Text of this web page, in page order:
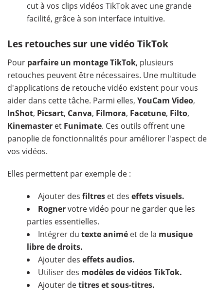
cut à vos clips vidéos TikTok avec une grande
facilité, grâce à son interface intuitive.
Les retouches sur une vidéo TikTok
Pour parfaire un montage TikTok, plusieurs
retouches peuvent être nécessaires. Une multitude
d'applications de retouche vidéo existent pour vous
aider dans cette tâche. Parmi elles, YouCam Video,
InShot, Picsart, Canva, Filmora, Facetune, Filto,
Kinemaster et Funimate. Ces outils offrent une
panoplie de fonctionnalités pour améliorer l'aspect de
vos vidéos.
Elles permettent par exemple de :
Ajouter des filtres et des effets visuels.
Rognervotre vidéo pour ne garder que les
parties essentielles.
Intégrer du texte animé et de la musique
libre de droits.
Ajouter des effets audios.
Utiliser des modèles de vidéos TikTok.
Ajouter detitres et sous-titres.